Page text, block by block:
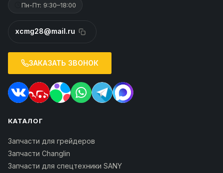
Пн-Пт: 9:30–18:00
xcmg28@mail.ru
ЗАКАЗАТЬ ЗВОНОК
КАТАЛОГ
Запчасти для грейдеров
Запчасти Changlin
Запчасти для спецтехники SANY